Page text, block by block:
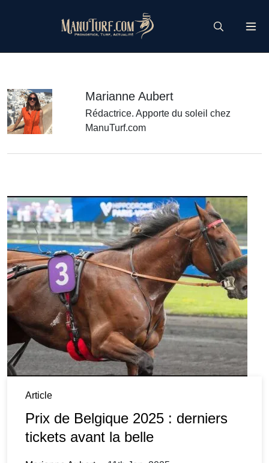
Marianne Aubert
Rédactrice. Apporte du soleil chez
ManuTurf.com
Article
Prix de Belgique 2025 : derniers
tickets avant la belle